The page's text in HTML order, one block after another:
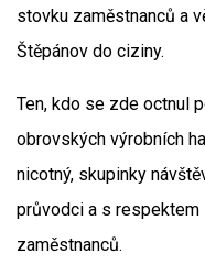
stovku zaměstnanců a
Štěpánov do ciziny.
Ten, kdo se zde octnul
obrovských výrobních
nicotný, skupinky
průvodci a s
zaměstnanců.